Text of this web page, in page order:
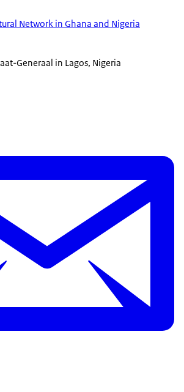
Network in Ghana and Nigeria
Generaal in Lagos, Nigeria